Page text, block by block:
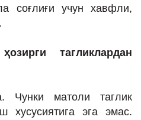
соғлиғи учун хавфли,
тагликлардан
Чунки матоли таглик
хусусиятига эга эмас.